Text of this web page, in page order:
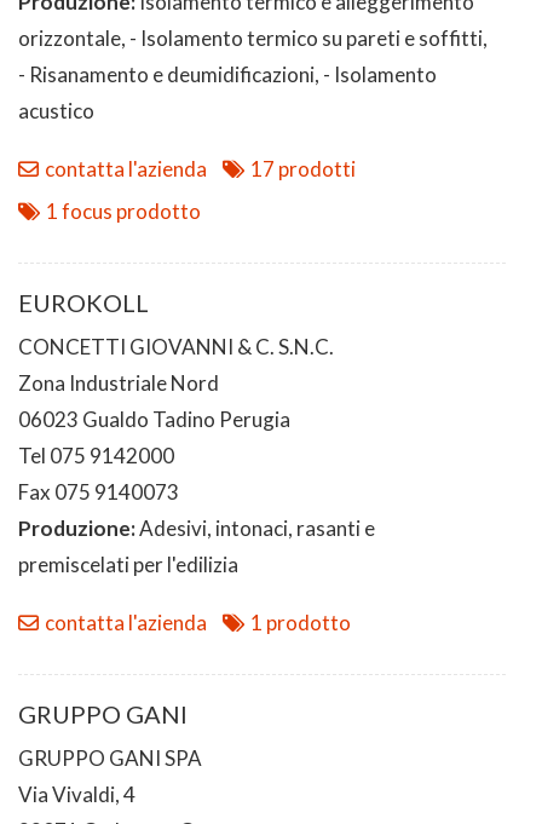
orizzontale, - Isolamento termico su pareti e soffitti,
- Risanamento e deumidificazioni, - Isolamento
acustico
contatta l'azienda
17 prodotti
1 focus prodotto
EUROKOLL
CONCETTI GIOVANNI & C. S.N.C.
Zona Industriale Nord
06023 Gualdo Tadino Perugia
Tel 075 9142000
Fax 075 9140073
Produzione:Adesivi, intonaci, rasanti e
premiscelati per l'edilizia
contatta l'azienda 1 prodotto
GRUPPO GANI
GRUPPO GANI SPA
Via Vivaldi, 4